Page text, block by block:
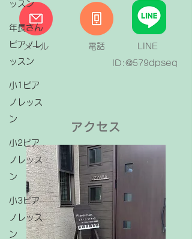
ッスン
年長さん
ピアノレ
ッスン
小1ピア
ノレッス
ン
小2ピア
ノレッス
ン
小3ピア
ノレッス
ン
メール 電話
LINE
ID:@579dpseq
アクセス